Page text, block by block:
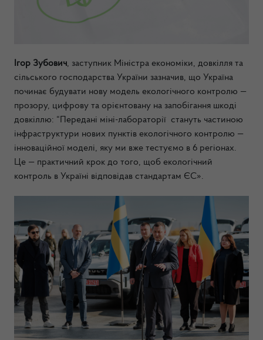
Ігор Зубович, заступник Міністра економіки, довкілля та
сільського господарства України зазначив, що Україна
починає будувати нову модель екологічного контролю —
прозору, цифрову та орієнтовану на запобігання шкоді
довкіллю: “Передані міні-лабораторії стануть частиною
інфраструктури нових пунктів екологічного контролю —
інноваційної моделі, яку ми вже тестуємо в 6 регіонах.
Це — практичний крок до того, щоб екологічний
контроль в Україні відповідав стандартам ЄС».